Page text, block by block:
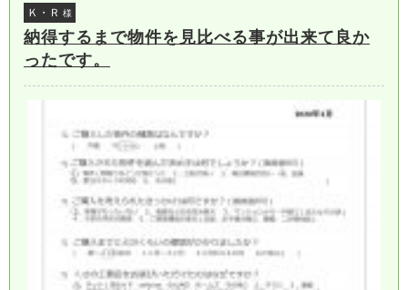
Ｋ・Ｒ 様
納得するまで物件を見比べる事が出来て良か
ったです。